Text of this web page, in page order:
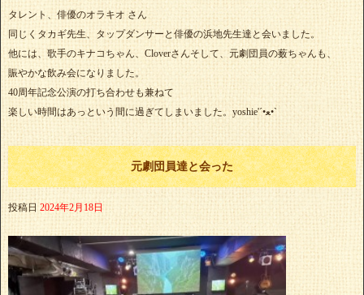
タレント、俳優のオラキオ さん
同じくタカギ先生、タップダンサーと俳優の浜地先生達と会いました。
他には、歌手のキナコちゃん、Cloverさんそして、元劇団員の薮ちゃんも、
賑やかな飲み会になりました。
40周年記念公演の打ち合わせも兼ねて
楽しい時間はあっという間に過ぎてしまいました。yoshie'‎´•ﻌ•`
元劇団員達と会った
投稿日 2024年2月18日